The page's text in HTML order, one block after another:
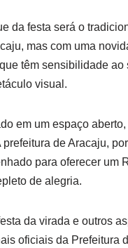
da festa será o
mas com uma
têm sensibilidade
visual.
em um espaço
prefeitura de Aracaju,
para oferecer um
de alegria.
da virada e outros
oficiais da Prefeitura